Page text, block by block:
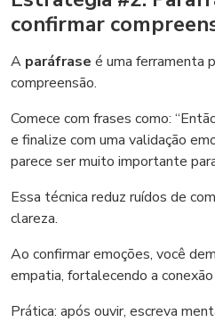
confirmar
A paráfrase é uma ferramenta
compreensão.
Comece com frases como:
e finalize com uma validação
parece ser muito importante
Essa técnica reduz ruídos de
clareza.
Ao confirmar emoções, você
empatia, fortalecendo a
Prática: após ouvir, escreva